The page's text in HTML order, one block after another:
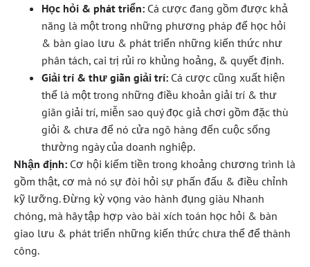
Học hỏi & phát triển: Cá cược đang gồm được khả
năng là một trong những phương pháp để học hỏi
& bàn giao lưu & phát triển những kiến thức như
phân tách, cai trị rủi ro khủng hoảng, & quyết định.
Giải trí & thư giãn giải trí: Cá cược cũng xuất hiện
thể là một trong những điều khoản giải trí & thư
giãn giải trí, miễn sao quý đọc giả chơi gồm đặc thù
giỏi & chưa để nó cửa ngõ hàng đến cuộc sống
thường ngày của doanh nghiệp.
Nhận định: Cơ hội kiếm tiền trong khoảng chương trình là
gồm thật, cơ mà nó sự đòi hỏi sự phấn đấu & điều chỉnh
kỹ lưỡng. Đừng kỳ vọng vào hành đụng giàu Nhanh
chóng, mà hãy tập hợp vào bài xích toán học hỏi & bàn
giao lưu & phát triển những kiến thức chưa thể để thành
công.